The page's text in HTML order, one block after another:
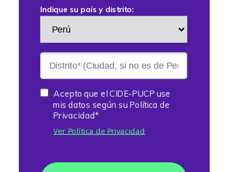
Indique su país y distrito:
Acepto que el CIDE-PUCP use
mis datos según su Política de
Privacidad*
Ver Política de Privacidad